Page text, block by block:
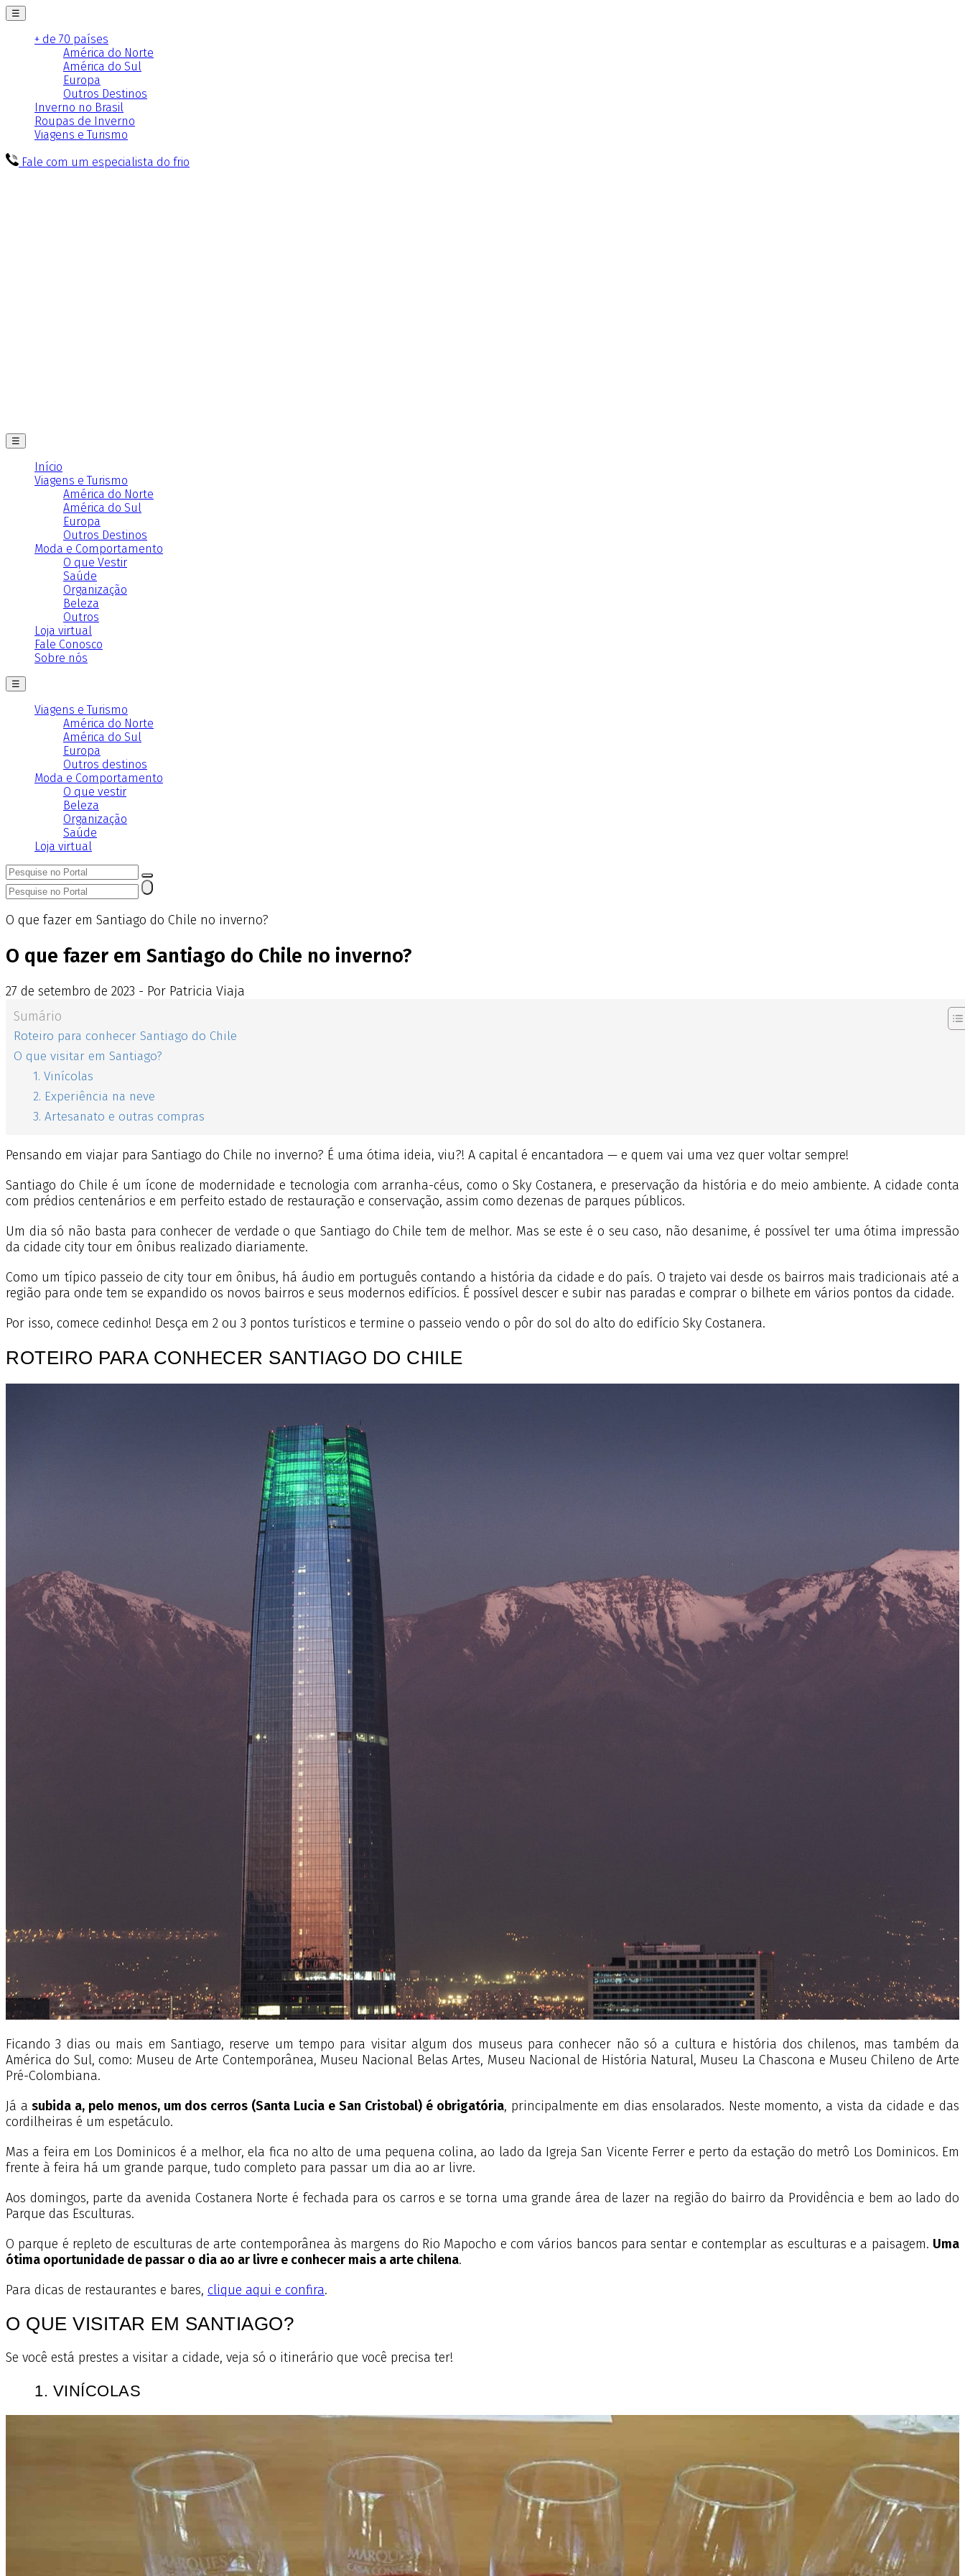
☰
+ de 70 países
América do Norte
América do Sul
Europa
Outros Destinos
Inverno no Brasil
Roupas de Inverno
Viagens e Turismo
Fale com um especialista do frio
☰
Início
Viagens e Turismo
América do Norte
América do Sul
Europa
Outros Destinos
Moda e Comportamento
O que Vestir
Saúde
Organização
Beleza
Outros
Loja virtual
Fale Conosco
Sobre nós
☰
Viagens e Turismo
América do Norte
América do Sul
Europa
Outros destinos
Moda e Comportamento
O que vestir
Beleza
Organização
Saúde
Loja virtual
O que fazer em Santiago do Chile no inverno?
O que fazer em Santiago do Chile no inverno?
27 de setembro de 2023 - Por Patricia Viaja
Sumário
Roteiro para conhecer Santiago do Chile
O que visitar em Santiago?
1. Vinícolas
2. Experiência na neve
3. Artesanato e outras compras
Pensando em viajar para Santiago do Chile no inverno? É uma ótima ideia, viu?! A capital é encantadora — e quem vai uma vez quer voltar sempre!
Santiago do Chile é um ícone de modernidade e tecnologia com arranha-céus, como o Sky Costanera, e preservação da história e do meio ambiente. A cidade conta
com prédios centenários e em perfeito estado de restauração e conservação, assim como dezenas de parques públicos.
Um dia só não basta para conhecer de verdade o que Santiago do Chile tem de melhor. Mas se este é o seu caso, não desanime, é possível ter uma ótima impressão
da cidade city tour em ônibus realizado diariamente.
Como um típico passeio de city tour em ônibus, há áudio em português contando a história da cidade e do país. O trajeto vai desde os bairros mais tradicionais até a
região para onde tem se expandido os novos bairros e seus modernos edifícios. É possível descer e subir nas paradas e comprar o bilhete em vários pontos da cidade.
Por isso, comece cedinho! Desça em 2 ou 3 pontos turísticos e termine o passeio vendo o pôr do sol do alto do edifício Sky Costanera.
ROTEIRO PARA CONHECER SANTIAGO DO CHILE
Ficando 3 dias ou mais em Santiago, reserve um tempo para visitar algum dos museus para conhecer não só a cultura e história dos chilenos, mas também da
América do Sul, como: Museu de Arte Contemporânea, Museu Nacional Belas Artes, Museu Nacional de História Natural, Museu La Chascona e Museu Chileno de Arte
Pré-Colombiana.
Já a subida a, pelo menos, um dos cerros (Santa Lucia e San Cristobal) é obrigatória, principalmente em dias ensolarados. Neste momento, a vista da cidade e das
cordilheiras é um espetáculo.
Mas a feira em Los Dominicos é a melhor, ela fica no alto de uma pequena colina, ao lado da Igreja San Vicente Ferrer e perto da estação do metrô Los Dominicos. Em
frente à feira há um grande parque, tudo completo para passar um dia ao ar livre.
Aos domingos, parte da avenida Costanera Norte é fechada para os carros e se torna uma grande área de lazer na região do bairro da Providência e bem ao lado do
Parque das Esculturas.
O parque é repleto de esculturas de arte contemporânea às margens do Rio Mapocho e com vários bancos para sentar e contemplar as esculturas e a paisagem. Uma
ótima oportunidade de passar o dia ao ar livre e conhecer mais a arte chilena.
Para dicas de restaurantes e bares, clique aqui e confira.
O QUE VISITAR EM SANTIAGO?
Se você está prestes a visitar a cidade, veja só o itinerário que você precisa ter!
1. VINÍCOLAS